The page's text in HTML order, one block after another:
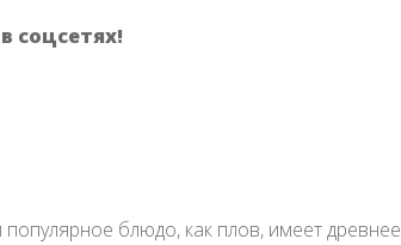
соцсетях!
популярное блюдо, как плов, имеет древнее